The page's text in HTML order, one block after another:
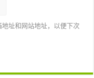
址和网站地址，以便下次